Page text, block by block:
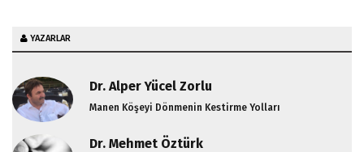
YAZARLAR
Dr. Alper Yücel Zorlu
Manen Köşeyi Dönmenin Kestirme Yolları
Dr. Mehmet Öztürk